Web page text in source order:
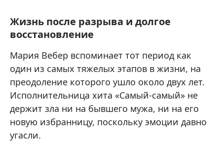
Жизнь после разрыва и долгое
восстановление
Мария Вебер вспоминает тот период как
один из самых тяжелых этапов в жизни, на
преодоление которого ушло около двух лет.
Исполнительница хита «Самый-самый» не
держит зла ни на бывшего мужа, ни на его
новую избранницу, поскольку эмоции давно
угасли.